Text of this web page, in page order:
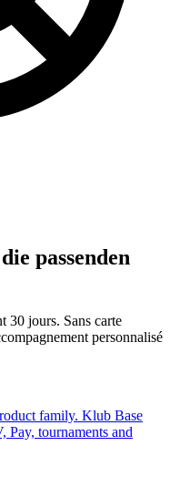
passenden
30 jours. Sans carte
personnalisé
family. Klub Base
tournaments and